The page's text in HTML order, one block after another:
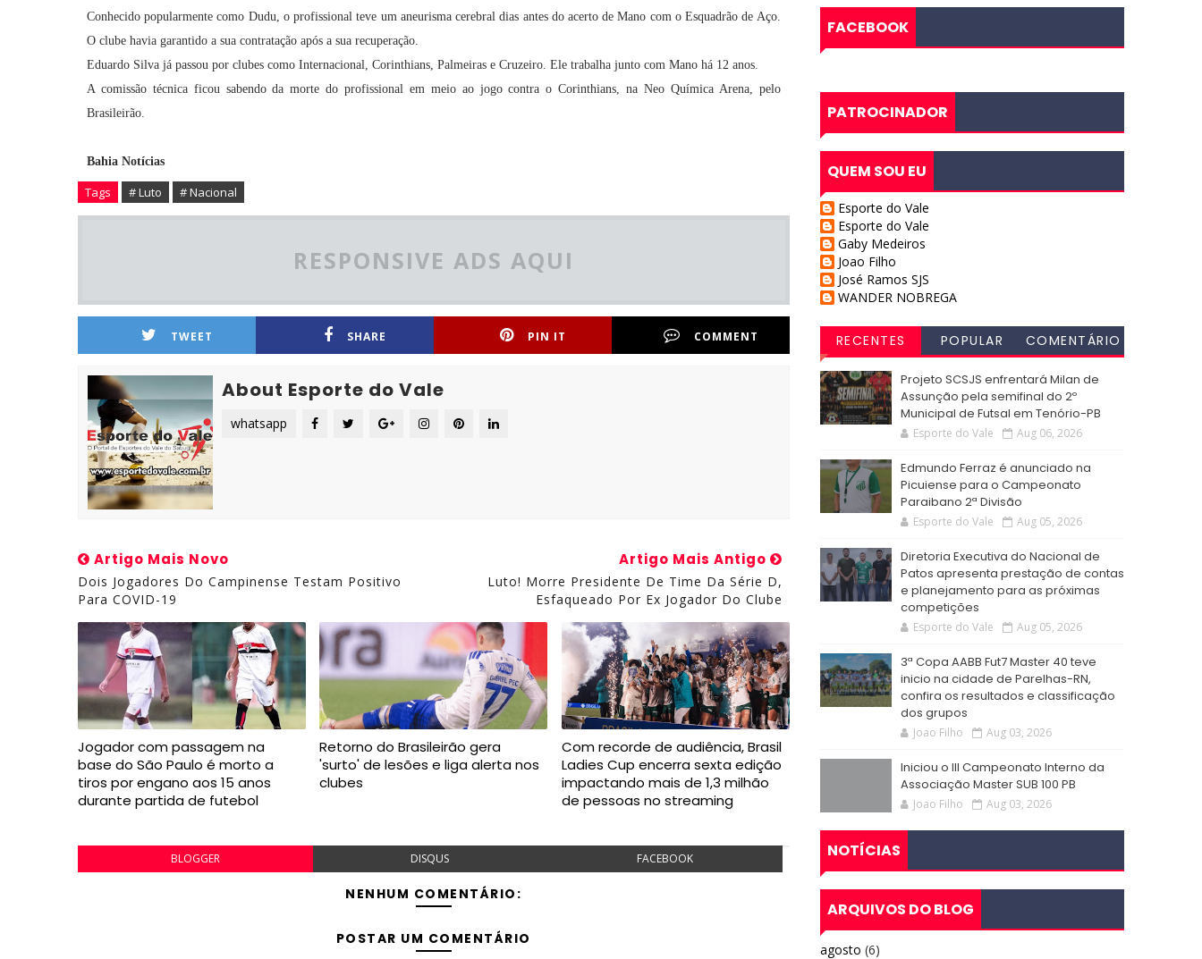
Conhecido popularmente como Dudu, o profissional teve um aneurisma cerebral dias antes do acerto de Mano com o Esquadrão de Aço.
O clube havia garantido a sua contratação após a sua recuperação.
Eduardo Silva já passou por clubes como Internacional, Corinthians, Palmeiras e Cruzeiro. Ele trabalha junto com Mano há 12 anos.
A comissão técnica ficou sabendo da morte do profissional em meio ao jogo contra o Corinthians, na Neo Química Arena, pelo
Brasileirão.
Bahia Notícias
Tags # Luto # Nacional
RESPONSIVE ADS AQUI
TWEET SHARE PIN IT COMMENT
About Esporte do Vale
whatsapp
Artigo Mais Novo
Dois Jogadores Do Campinense Testam Positivo
Para COVID-19
Artigo Mais Antigo
Luto! Morre Presidente De Time Da Série D,
Esfaqueado Por Ex Jogador Do Clube
Jogador com passagem na
base do São Paulo é morto a
tiros por engano aos 15 anos
durante partida de futebol
Retorno do Brasileirão gera
'surto' de lesões e liga alerta nos
clubes
Com recorde de audiência, Brasil
Ladies Cup encerra sexta edição
impactando mais de 1,3 milhão
de pessoas no streaming
BLOGGER DISQUS FACEBOOK
NENHUM COMENTÁRIO:
POSTAR UM COMENTÁRIO
FACEBOOK
PATROCINADOR
QUEM SOU EU
Esporte do Vale
Esporte do Vale
Gaby Medeiros
Joao Filho
José Ramos SJS
WANDER NOBREGA
RECENTES POPULAR
COMENTÁRIO
Projeto SCSJS enfrentará Milan de
Assunção pela semifinal do 2º
Municipal de Futsal em Tenório-PB
Esporte do Vale Aug 06, 2026
Edmundo Ferraz é anunciado na
Picuiense para o Campeonato
Paraibano 2ª Divisão
Esporte do Vale Aug 05, 2026
Diretoria Executiva do Nacional de
Patos apresenta prestação de contas
e planejamento para as próximas
competições
Esporte do Vale Aug 05, 2026
3ª Copa AABB Fut7 Master 40 teve
inicio na cidade de Parelhas-RN,
confira os resultados e classificação
dos grupos
Joao Filho Aug 03, 2026
Iniciou o III Campeonato Interno da
Associação Master SUB 100 PB
Joao Filho Aug 03, 2026
NOTÍCIAS
ARQUIVOS DO BLOG
agosto (6)